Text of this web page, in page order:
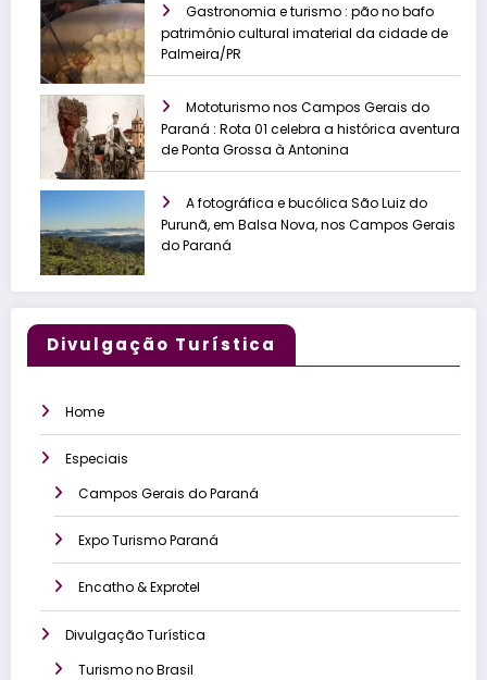
Gastronomia e turismo : pão no bafo
patrimônio cultural imaterial da cidade de
Palmeira/PR
Mototurismo nos Campos Gerais do
Paraná : Rota 01 celebra a histórica aventura
de Ponta Grossa à Antonina
A fotográfica e bucólica São Luiz do
Purunã, em Balsa Nova, nos Campos Gerais
do Paraná
Divulgação Turística
Home
Especiais
Campos Gerais do Paraná
Expo Turismo Paraná
Encatho & Exprotel
Divulgação Turística
Turismo no Brasil